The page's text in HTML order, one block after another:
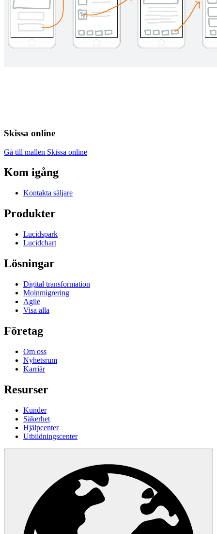
Skissa online
Gå till mallen Skissa online
Kom igång
Kontakta säljare
Produkter
Lucidspark
Lucidchart
Lösningar
Digital transformation
Molnmigrering
Agile
Visa alla
Företag
Om oss
Nyhetsrum
Karriär
Resurser
Kunder
Säkerhet
Hjälpcenter
Utbildningscenter